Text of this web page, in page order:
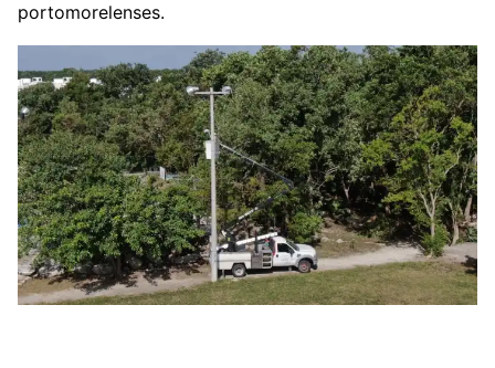
portomorelenses.